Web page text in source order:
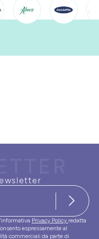
Privacy Policy redatta
espressamente al
commerciali da parte di